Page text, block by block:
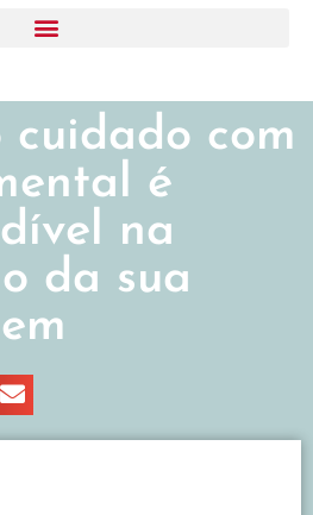
cuidado com
é
na
da sua